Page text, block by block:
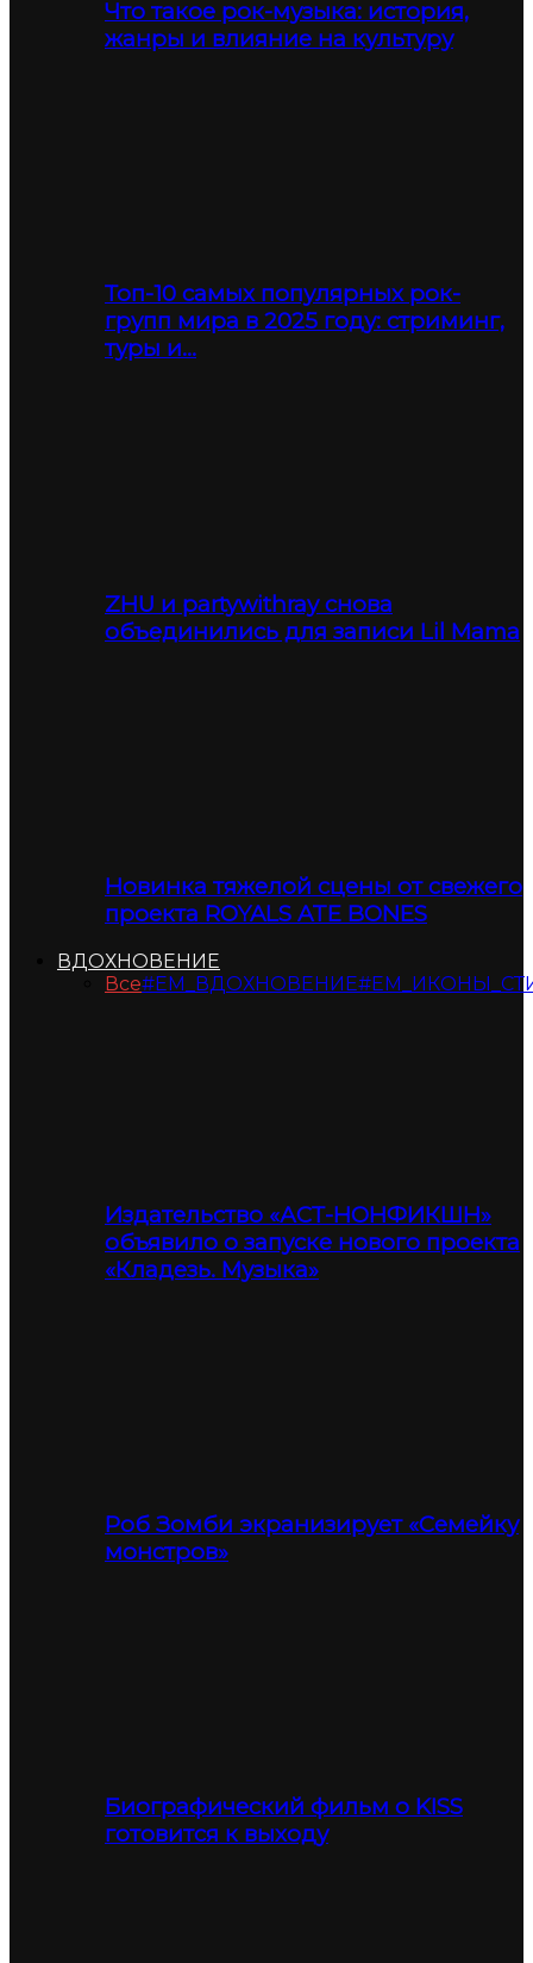
Что такое рок-музыка: история,
жанры и влияние на культуру
Топ-10 самых популярных рок-
групп мира в 2025 году: стриминг,
туры и…
ZHU и partywithray снова
объединились для записи Lil Mama
Новинка тяжелой сцены от свежего
проекта ROYALS ATE BONES
ВДОХНОВЕНИЕ
Все#ЕМ_ВДОХНОВЕНИЕ
Издательство «АСТ-НОНФИКШН»
объявило о запуске нового проекта
«Кладезь. Музыка»
Роб Зомби экранизирует «Семейку
монстров»
Биографический фильм о KISS
готовится к выходу